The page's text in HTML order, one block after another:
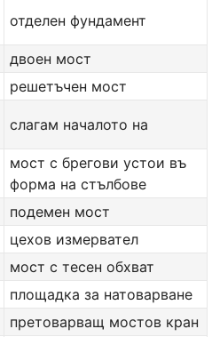
отделен фундамент
двоен мост
решетъчен мост
слагам началото на
мост с брегови устои въ
форма на стълбове
подемен мост
цехов измервател
мост с тесен обхват
площадка за натоварване
претоварващ мостов кран